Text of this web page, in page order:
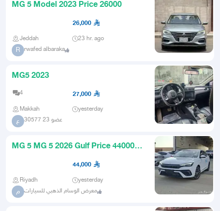
MG 5 Model 2023 Price 26000
26,000
Jeddah 23 hr. ago
R rwafed albaraka
MG5 2023
4 27,000
Makkah yesterday
ع عضو 23 30577
MG 5 MG 5 2026 Gulf Price 44000
44,000
Riyadh yesterday
م معرض الوسام الذهبي للسيارات